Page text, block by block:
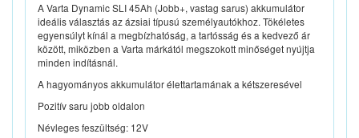
A Varta Dynamic SLI 45Ah (Jobb+, vastag sarus) akkumulátor
ideális választás az ázsiai típusú személyautókhoz. Tökéletes
egyensúlyt kínál a megbízhatóság, a tartósság és a kedvező ár
között, miközben a Varta márkától megszokott minőséget nyújtja
minden indításnál.
A hagyományos akkumulátor élettartamának a kétszeresével
Pozitív saru jobb oldalon
Névleges feszültség: 12V